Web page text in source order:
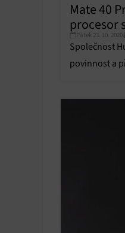
Mate 40
procesor
5G
Pátek 23. 10. 2020
Společnost
povinnost a
číslovku 40 a